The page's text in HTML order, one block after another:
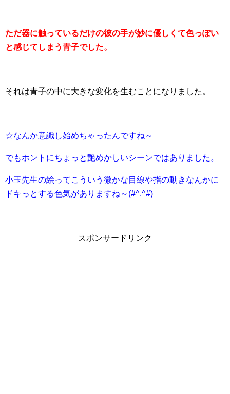
ただ器に触っているだけの彼の手が妙に優しくて色っぽい
と感じてしまう青子でした。
それは青子の中に大きな変化を生むことになりました。
☆なんか意識し始めちゃったんですね～
でもホントにちょっと艶めかしいシーンではありました。
小玉先生の絵ってこういう微かな目線や指の動きなんかに
ドキっとする色気がありますね～(#^.^#)
スポンサードリンク